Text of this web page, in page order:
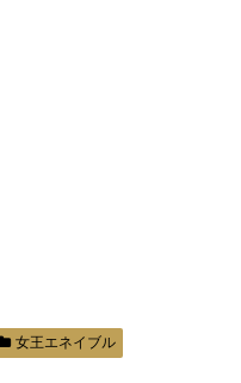
女王エネイブル